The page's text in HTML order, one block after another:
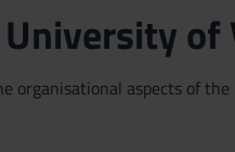
of
organisational aspects of